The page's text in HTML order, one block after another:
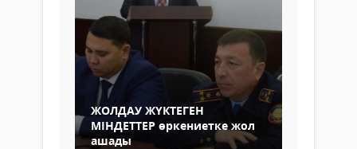
ЖОЛДАУ ЖҮКТЕГЕН
МІНДЕТТЕР өркениетке жол
ашады